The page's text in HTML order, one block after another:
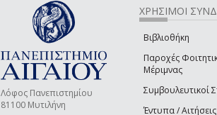
Λόφος Πανεπιστημίου
81100 Μυτιλήνη
ΧΡΗΣΙΜΟΙ
Βιβλιοθήκη
Παροχές
Μέριμνας
Συμβουλευτικοί
Έντυπα / Αιτήσεις